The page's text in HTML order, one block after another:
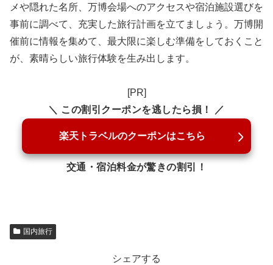
メや隠れた名所、万博会場へのアクセスや宿泊施設選びを
事前に調べて、充実した旅行計画を立てましょう。万博開
催前に情報を集めて、最大限に楽しむ準備をしておくこと
が、素晴らしい旅行体験を生み出します。
[PR]
＼ この割引クーポンを逃したら損！ ／
楽天トラベルのクーポンはこちら
交通・宿泊料金が驚きの割引！
国内旅行
シェアする